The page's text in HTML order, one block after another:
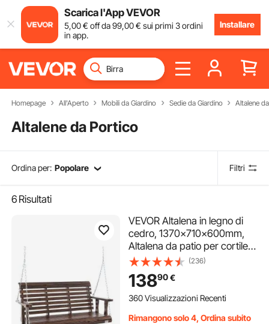
Scarica l'App VEVOR
5,00€ off da99,00€ sui primi 3 ordini
in app.
Installare
Homepage All'Aperto Mobili da Giardino Sedie da Giardino Altalene
Altalene da Portico
Ordina per: Popolare Filtri
6 Risultati
VEVOR Altalena in legno di
cedro, 1370x710x600mm,
Altalena da patio per cortile
giardino, Capacità carico
circa 400 kg, con Panca
sedia a dondolo catene
sospese per uso esterno,
(236)
13890€
360 Visualizzazioni Recenti
Rimangono solo 4, Ordina subito